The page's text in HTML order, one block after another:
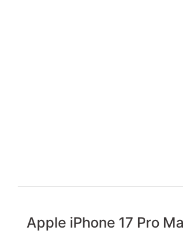
Apple iPhone 17 Pro